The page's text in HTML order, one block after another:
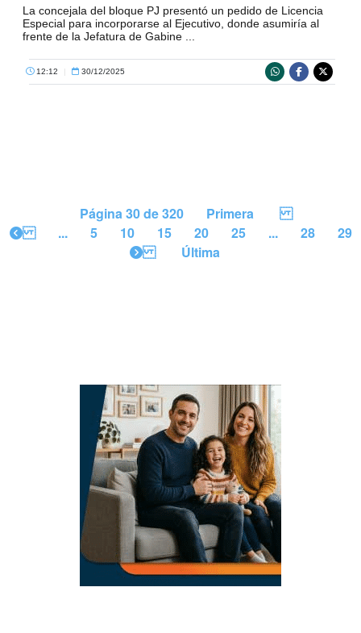
La concejala del bloque PJ presentó un pedido de Licencia
Especial para incorporarse al Ejecutivo, donde asumiría al
frente de la Jefatura de Gabine ...
12:12 | 30/12/2025
Página 30 de 320
Primera
...
5 10 15 20 25 ... 28
29
Última